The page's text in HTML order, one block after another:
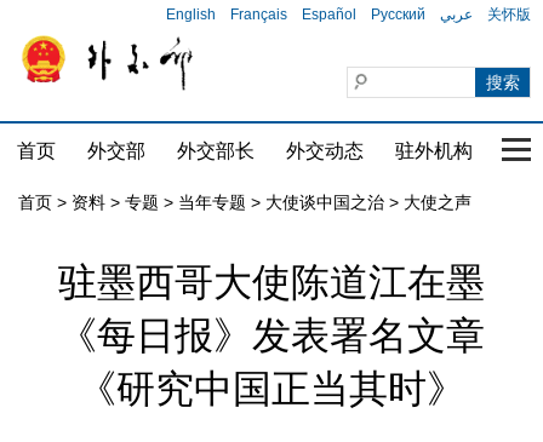
English Français Español Русский عربي 关怀版
首页 外交部 外交部长 外交动态 驻外机构 国
首页 > 资料 > 专题 > 当年专题 > 大使谈中国之治 > 大使之声
驻墨西哥大使陈道江在墨
《每日报》发表署名文章
《研究中国正当其时》